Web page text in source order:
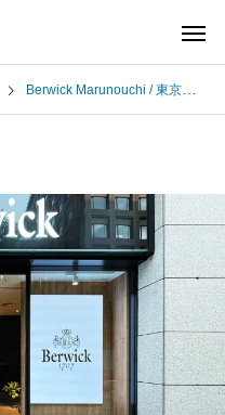
Berwick Marunouchi / 東京都千代田区